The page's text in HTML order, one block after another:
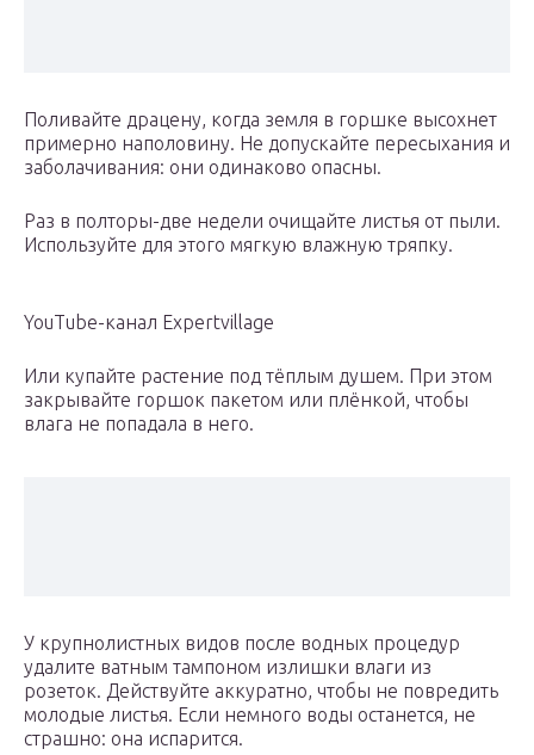
Поливайте драцену, когда земля в горшке высохнет
примерно наполовину. Не допускайте пересыхания и
заболачивания: они одинаково опасны.
Раз в полторы-две недели очищайте листья от пыли.
Используйте для этого мягкую влажную тряпку.
YouTube-канал Expertvillage
Или купайте растение под тёплым душем. При этом
закрывайте горшок пакетом или плёнкой, чтобы
влага не попадала в него.
У крупнолистных видов после водных процедур
удалите ватным тампоном излишки влаги из
розеток. Действуйте аккуратно, чтобы не повредить
молодые листья. Если немного воды останется, не
страшно: она испарится.